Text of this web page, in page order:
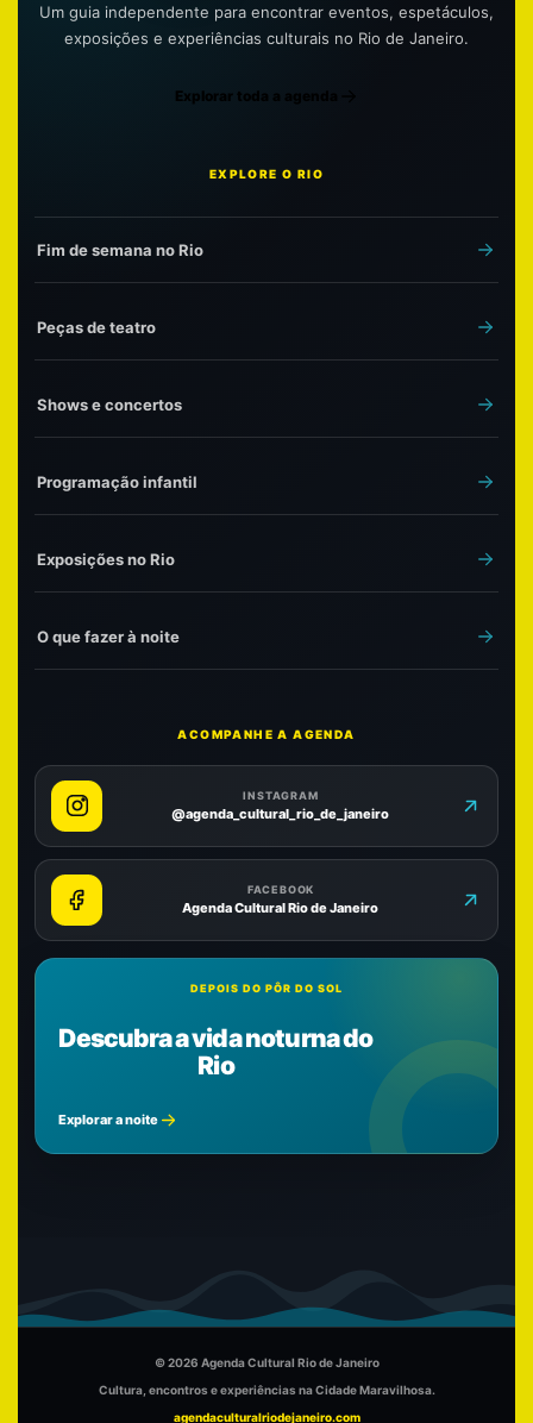
Um guia independente para encontrar eventos, espetáculos,
exposições e experiências culturais no Rio de Janeiro.
Explorar toda a agenda
EXPLORE O RIO
Fim de semana no Rio
Peças de teatro
Shows e concertos
Programação infantil
Exposições no Rio
O que fazer à noite
ACOMPANHE A AGENDA
INSTAGRAM
@agenda_cultural_rio_de_janeiro
FACEBOOK
Agenda Cultural Rio de Janeiro
DEPOIS DO PÔR DO SOL
Descubra a vida noturna do
Rio
Explorar a noite
© 2026 Agenda Cultural Rio de Janeiro
Cultura, encontros e experiências na Cidade Maravilhosa.
agendaculturalriodejaneiro.com